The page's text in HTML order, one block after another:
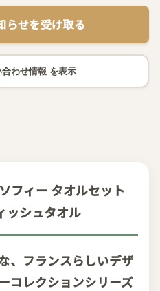
らせを受け取る
わせ情報
フィー タオルセット
ッシュタオル
、フランスらしいデザ
コレクションシリーズ